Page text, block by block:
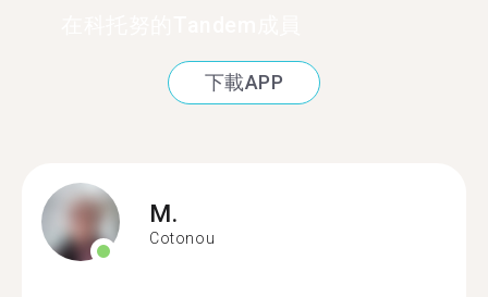
下載APP
M.
Cotonou